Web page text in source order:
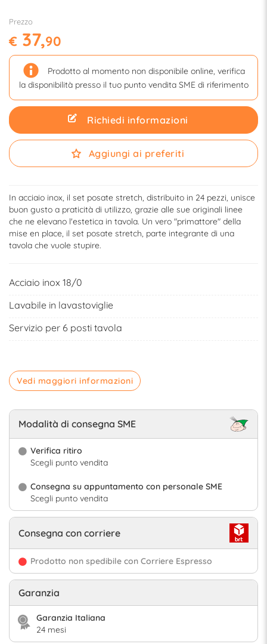
Prezzo
€ 37,90
Prodotto al momento non disponibile online, verifica
la disponibilità presso il tuo punto vendita SME di riferimento
Richiedi informazioni
Aggiungi ai preferiti
In acciaio inox, il set posate stretch, distribuito in 24 pezzi, unisce
buon gusto a praticità di utilizzo, grazie alle sue originali linee
che ne elevano l'estetica in tavola. Un vero "primattore" della
mise en place, il set posate stretch, parte integrante di una
tavola che vuole stupire.
Acciaio inox 18/0
Lavabile in lavastoviglie
Servizio per 6 posti tavola
Vedi maggiori informazioni
Modalità di consegna SME
Verifica ritiro
Scegli punto vendita
Consegna su appuntamento con personale SME
Scegli punto vendita
Consegna con corriere
Prodotto non spedibile con Corriere Espresso
Garanzia
Garanzia Italiana
24 mesi